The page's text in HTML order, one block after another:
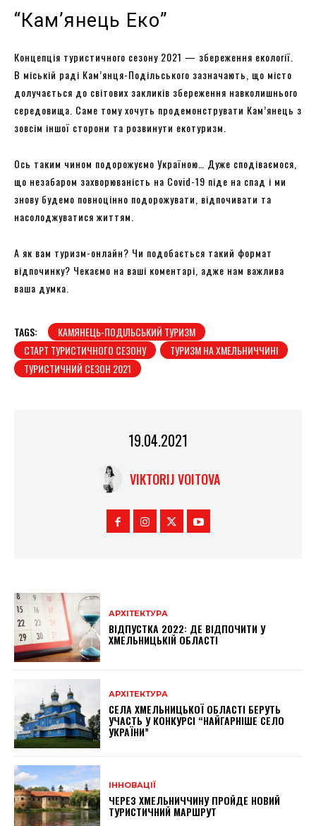
“Кам’янець Еко”
Концепція туристичного сезону 2021 — збереження екології.
В міській раді Кам’янця-Подільського зазначають, що місто
долучається до світових закликів збереження навколишнього
середовища. Саме тому хочуть продемонструвати Кам’янець з
зовсім іншої сторони та розвинути екотуризм.
Ось таким чином подорожуємо Україною… Дуже сподіваємося,
що незабаром захворюваність на Covid-19 піде на спад і ми
знову будемо повноцінно подорожувати, відпочивати та
насолоджуватися життям.
А як вам туризм-онлайн? Чи подобається такий формат
відпочинку? Чекаємо на ваші коментарі, адже нам важлива
ваша думка.
TAGS:
КАМЯНЕЦЬ-ПОДІЛЬСЬКИЙ ТУРИЗМ
СТАРТ ТУРИСТИЧНОГО СЕЗОНУ
ТУРИЗМ НА ХМЕЛЬНИЧЧИНІ
ТУРИСТИЧНИЙ СЕЗОН 2021
19.04.2021
VIKTORIJ VOITOVA
АРХІТЕКТУРА
ВІДПУСТКА 2022: ДЕ ВІДПОЧИТИ У
ХМЕЛЬНИЦЬКІЙ ОБЛАСТІ
АРХІТЕКТУРА
СЕЛА ХМЕЛЬНИЦЬКОЇ ОБЛАСТІ БЕРУТЬ
УЧАСТЬ У КОНКУРСІ “НАЙГАРНІШЕ СЕЛО
УКРАЇНИ”
ІННОВАЦІЇ
ЧЕРЕЗ ХМЕЛЬНИЧЧИНУ ПРОЙДЕ НОВИЙ
ТУРИСТИЧНИЙ МАРШРУТ